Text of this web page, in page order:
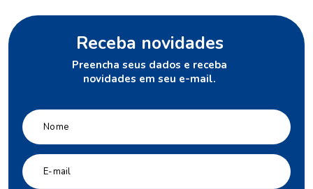
Receba novidades
Preencha seus dados e receba
novidades em seu e-mail.